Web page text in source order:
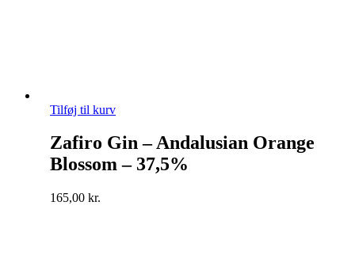
Tilføj til kurv
Zafiro Gin – Andalusian Orange
Blossom – 37,5%
165,00 kr.